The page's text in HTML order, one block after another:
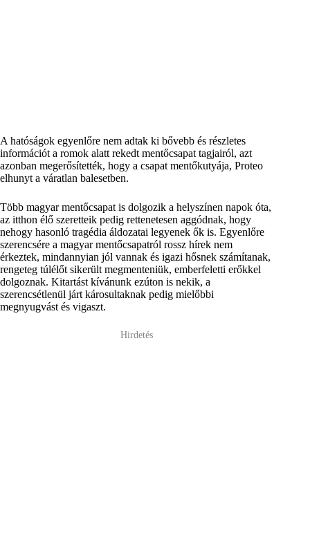
A hatóságok egyenlőre nem adtak ki bővebb és részletes
információt a romok alatt rekedt mentőcsapat tagjairól, azt
azonban megerősítették, hogy a csapat mentőkutyája, Proteo
elhunyt a váratlan balesetben.
Több magyar mentőcsapat is dolgozik a helyszínen napok óta,
az itthon élő szeretteik pedig rettenetesen aggódnak, hogy
nehogy hasonló tragédia áldozatai legyenek ők is. Egyenlőre
szerencsére a magyar mentőcsapatról rossz hírek nem
érkeztek, mindannyian jól vannak és igazi hősnek számítanak,
rengeteg túlélőt sikerült megmenteniük, emberfeletti erőkkel
dolgoznak. Kitartást kívánunk ezúton is nekik, a
szerencsétlenül járt károsultaknak pedig mielőbbi
megnyugvást és vigaszt.
Hirdetés